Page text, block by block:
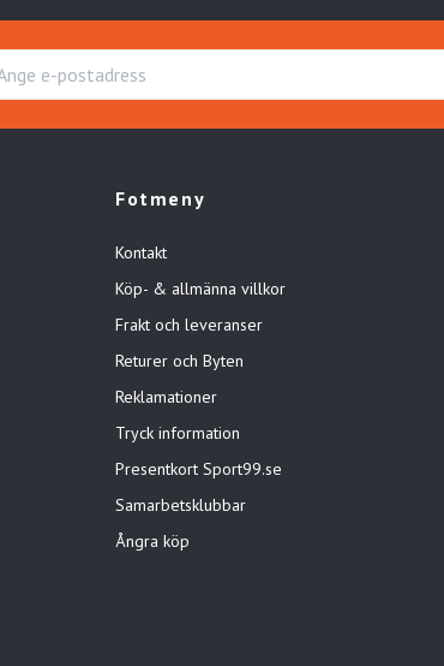
Fotmeny
Kontakt
Köp- & allmänna villkor
Frakt och leveranser
Returer och Byten
Reklamationer
Tryck information
Presentkort Sport99.se
Samarbetsklubbar
Ångra köp